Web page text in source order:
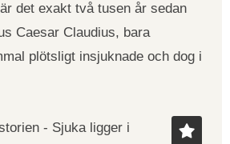
det exakt två tusen år sedan
Caesar Claudius, bara
plötsligt insjuknade och dog i